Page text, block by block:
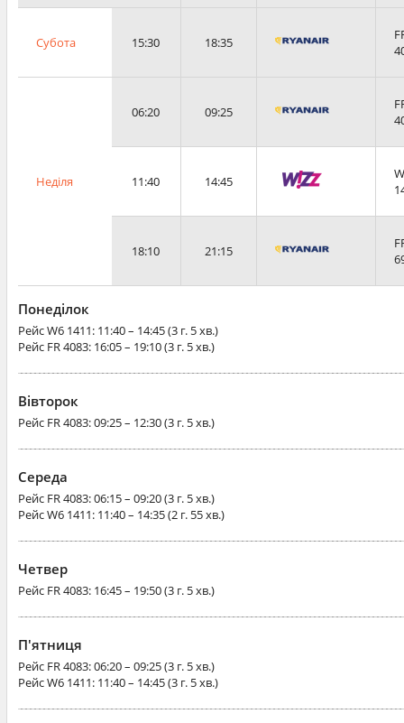
Субота 15:30 18:35
Неділя
06:20 09:25
11:40 14:45
18:10 21:15
Понеділок
РейсW6 1411: 11:40 – 14:45 (3 г. 5 хв.)
Рейс FR 4083: 16:05 – 19:10 (3 г. 5 хв.)
Вівторок
Рейс FR 4083: 09:25 – 12:30 (3 г. 5 хв.)
Середа
Рейс FR 4083: 06:15 – 09:20 (3 г. 5 хв.)
РейсW6 1411: 11:40 – 14:35 (2 г. 55 хв.)
Четвер
Рейс FR 4083: 16:45 – 19:50 (3 г. 5 хв.)
П'ятниця
Рейс FR 4083: 06:20 – 09:25 (3 г. 5 хв.)
РейсW6 1411: 11:40 – 14:45 (3 г. 5 хв.)